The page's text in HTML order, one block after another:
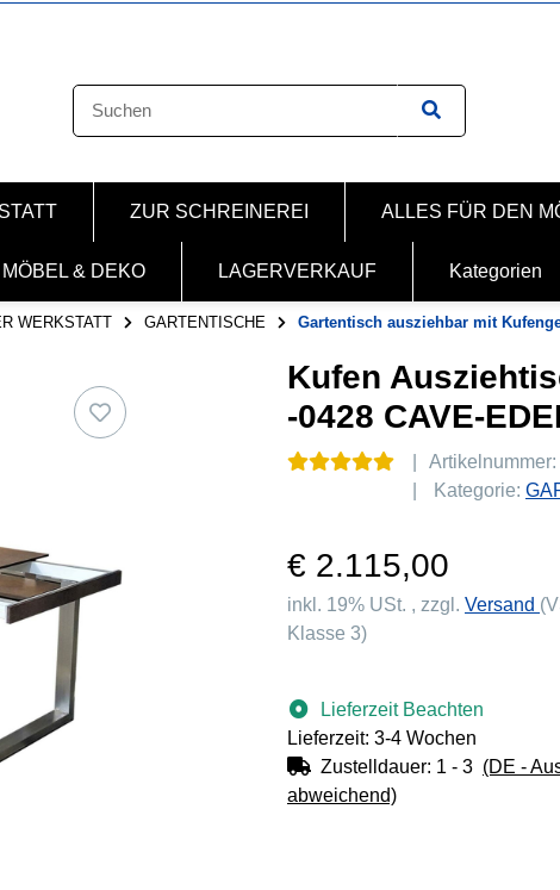
ZUR SCHREINEREI ALLES FÜR DEN
MÖBEL & DEKO LAGERVERKAUF Kategorien
WERKSTATT GARTENTISCHE Gartentisch ausziehbar mit
Kufen
-0428 CAVE-
Artikelnummer:
Kategorie:
€ 2.115,00
inkl. 19% USt. , zzgl. Versand
Klasse 3)
Lieferzeit Beachten
Lieferzeit: 3-4 Wochen
Zustelldauer: 1 - 3 (DE -
abweichend)